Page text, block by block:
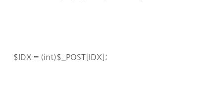
$IDX = (int)$_POST[IDX];